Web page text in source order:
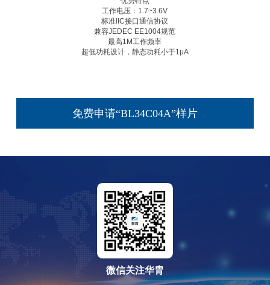
工作电压：1.7~3.6V
标准IIC接口通信协议
兼容JEDEC EE1004规范
最高1M工作频率
超低功耗设计，静态功耗小于1μA
免费申请“BL34C04A”样片
微信关注华胄